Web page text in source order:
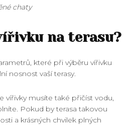
chaty
na terasu?
které při výběru vířivku
nosnost vaší terasy.
vířivky musíte také přičíst vodu,
Pokud by terasa takovou
a krásných chvilek plných